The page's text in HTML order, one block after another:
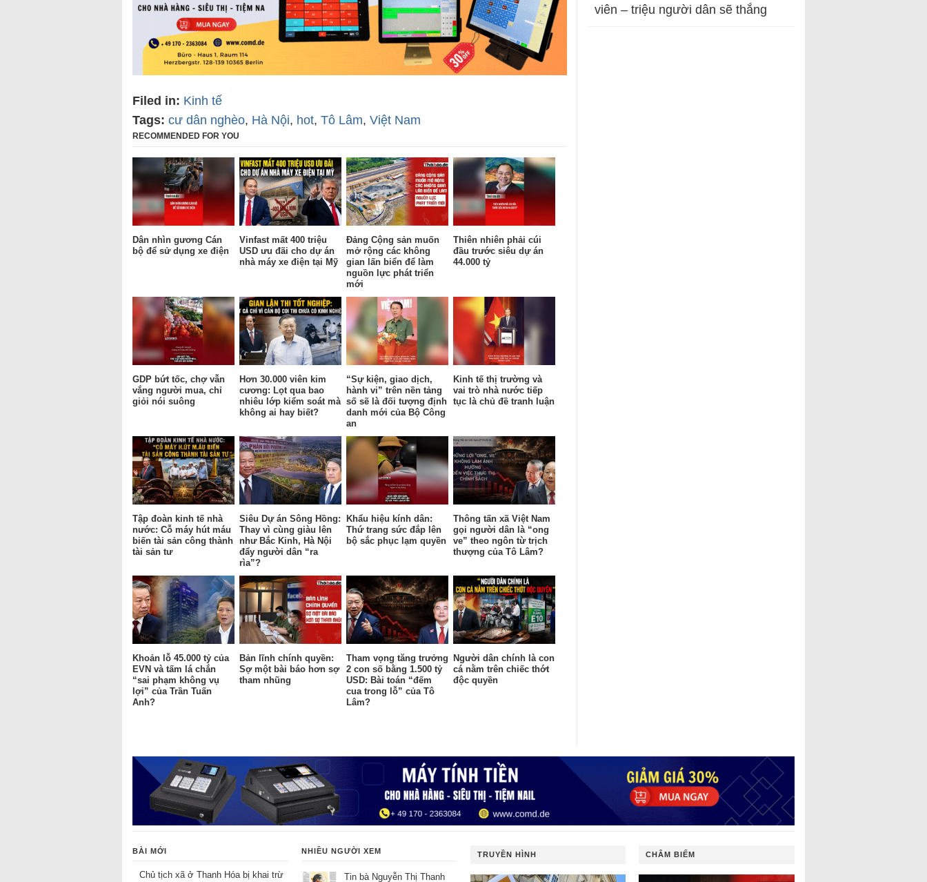
Filed in: Kinh tế
Tags: cư dân nghèo, Hà Nội, hot, Tô Lâm, Việt Nam
RECOMMENDED FOR YOU
Dân nhìn gương Cán
bộ để sử dụng xe điện
Vinfast mất 400 triệu
USD ưu đãi cho dự án
nhà máy xe điện tại Mỹ
Đảng Cộng sản muốn
mở rộng các không
gian lấn biển để làm
nguồn lực phát triển
mới
Thiên nhiên phải cúi
đầu trước siêu dự án
44.000 tỷ
GDP bứt tốc, chợ vẫn
vắng người mua, chỉ
giỏi nói suông
Hơn 30.000 viên kim
cương: Lọt qua bao
nhiêu lớp kiểm soát mà
không ai hay biết?
“Sự kiện, giao dịch,
hành vi” trên nền tảng
số sẽ là đối tượng định
danh mới của Bộ Công
an
Kinh tế thị trường và
vai trò nhà nước tiếp
tục là chủ đề tranh luận
Tập đoàn kinh tế nhà
nước: Cỗ máy hút máu
biến tài sản công thành
tài sản tư
Siêu Dự án Sông Hồng:
Thay vì cùng giàu lên
như Bắc Kinh, Hà Nội
đẩy người dân “ra
rìa”?
Khẩu hiệu kính dân:
Thứ trang sức đắp lên
bộ sắc phục lạm quyền
Thông tấn xã Việt Nam
gọi người dân là “ong
ve” theo ngôn từ trịch
thượng của Tô Lâm?
Khoản lỗ 45.000 tỷ của
EVN và tấm lá chắn
“sai phạm không vụ
lợi” của Trần Tuấn
Anh?
Bản lĩnh chính quyền:
Sợ một bài báo hơn sợ
tham nhũng
Tham vọng tăng trưởng
2 con số bằng 1.500 tỷ
USD: Bài toán “đếm
cua trong lỗ” của Tô
Lâm?
Người dân chính là con
cá nằm trên chiếc thớt
độc quyền
viên – triệu người dân sẽ thắng
BÀI MỚI
Chủ tịch xã ở Thanh Hóa bị khai trừ
NHIỀU NGƯỜI XEM
Tin bà Nguyễn Thị Thanh
TRUYỀN HÌNH CHÂM BIẾM